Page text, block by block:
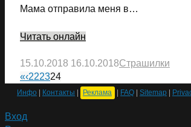
Мама отправила меня в…
Читать онлайн
15.10.2018 16.10.2018Страшилки
«‹222324
Инфо | Контакты | Реклама | FAQ | Sitemap |
Вход